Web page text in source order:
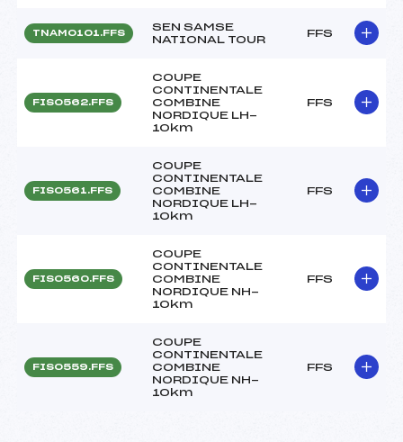
TNAM0101.FFS
SEN SAMSE
NATIONAL TOUR
FFS
FIS0562.FFS
COUPE
CONTINENTALE
COMBINE
NORDIQUE LH-
10km
FFS
FIS0561.FFS
COUPE
CONTINENTALE
COMBINE
NORDIQUE LH-
10km
FFS
FIS0560.FFS
COUPE
CONTINENTALE
COMBINE
NORDIQUE NH-
10km
FFS
FIS0559.FFS
COUPE
CONTINENTALE
COMBINE
NORDIQUE NH-
10km
FFS